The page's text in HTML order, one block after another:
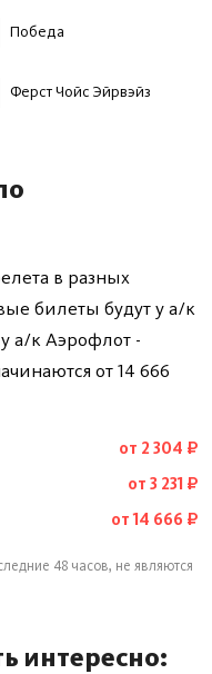
Победа
Ферст Чойс Эйрвэйз
в разных
билеты будут у а/к
а/к Аэрофлот -
от 14 666
от 2 304 ₽
от 3 231 ₽
от 14 666 ₽
48 часов, не являются
интересно: